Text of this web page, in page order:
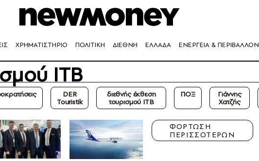
ΧΡΗΜΑΤΙΣΤΗΡΙΟ ΠΟΛΙΤΙΚΗ ΔΙΕΘΝΗ ΕΛΛΑΔΑ ΕΝΕΡΓΕΙΑ & ΠΕΡΙΒΑΛΛΟΝ
ΙΤΒ
DER
Touristik
διεθνής έκθεση
τουρισμού ΙΤΒ
ΠΟΞ
Γιάννης
Χατζής
ΦΟΡΤΩΣΗ
ΠΕΡΙΣΣΟΤΕΡΩΝ